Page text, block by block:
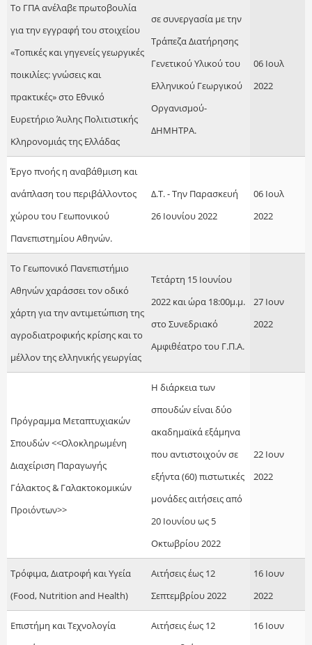
Το ΓΠΑ ανέλαβε πρωτοβουλία
για την εγγραφή του στοιχείου
«Τοπικές και γηγενείς γεωργικές
ποικιλίες: γνώσεις και
πρακτικές» στο Εθνικό
Ευρετήριο Άυλης Πολιτιστικής
Κληρονομιάς της Ελλάδας
σε συνεργασία με την
Τράπεζα Διατήρησης
Γενετικού Υλικού του
Ελληνικού Γεωργικού
Οργανισμού-
ΔΗΜΗΤΡΑ.
06 Ιουλ
2022
Έργο πνοής η αναβάθμιση και
ανάπλαση του περιβάλλοντος
χώρου του Γεωπονικού
Πανεπιστημίου Αθηνών.
Δ.Τ. - Την Παρασκευή
26 Ιουνίου 2022
06 Ιουλ
2022
Το Γεωπονικό Πανεπιστήμιο
Αθηνών χαράσσει τον οδικό
χάρτη για την αντιμετώπιση της
αγροδιατροφικής κρίσης και το
μέλλον της ελληνικής γεωργίας
Τετάρτη 15 Ιουνίου
2022 και ώρα 18:00μ.μ.
στο Συνεδριακό
Αμφιθέατρο του Γ.Π.Α.
27 Ιουν
2022
Πρόγραμμα Μεταπτυχιακών
Σπουδών <<Ολοκληρωμένη
Διαχείριση Παραγωγής
Γάλακτος & Γαλακτοκομικών
Προιόντων>>
Η διάρκεια των
σπουδών είναι δύο
ακαδημαϊκά εξάμηνα
που αντιστοιχούν σε
εξήντα (60) πιστωτικές
μονάδες αιτήσεις από
20 Ιουνίου ως 5
Οκτωβρίου 2022
22 Ιουν
2022
Τρόφιμα, Διατροφή και Υγεία
(Food, Nutrition and Health)
Αιτήσεις έως 12
Σεπτεμβρίου 2022
16 Ιουν
2022
Επιστήμη και Τεχνολογία
Αιτήσεις έως 12
16 Ιουν